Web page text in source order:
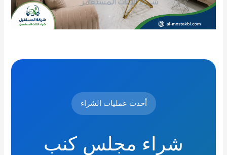
أحدث عمليات الشراء
شراء مجلس كنب